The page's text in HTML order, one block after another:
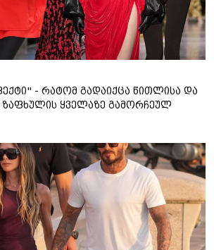
- რატომ გადაიქცა წითლისა და
ზაფხულის ყველაზე გამორჩეულ